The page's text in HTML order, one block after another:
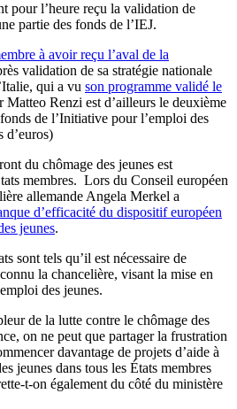
pour l’heure reçu la validation de
partie des fonds de l’IEJ.
à avoir reçu l’aval de la
validation de sa stratégie nationale
qui a vu son programme validé le
Matteo Renzi est d’ailleurs le deuxième
de l’Initiative pour l’emploi des
d’euros)
du chômage des jeunes est
membres. Lors du Conseil européen
allemande Angela Merkel a
d’efficacité du dispositif européen
jeunes.
sont tels qu’il est nécessaire de
la chancelière, visant la mise en
des jeunes.
de la lutte contre le chômage des
on ne peut que partager la frustration
davantage de projets d’aide à
jeunes dans tous les États membres
t-on également du côté du ministère